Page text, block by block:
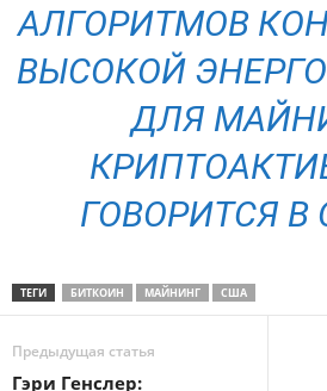
АЛГОРИТМОВ
ВЫСОКОЙ
ДЛЯ
ГОВОРИТСЯ В
ТЕГИ БИТКОИН МАЙНИНГ США
Предыдущая статья
Гэри Генслер: